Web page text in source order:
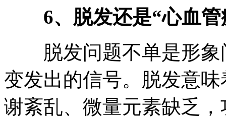
6、脱发还是“心血
脱发问题不单是形象
变发出的信号。脱发意
谢紊乱、微量元素缺乏